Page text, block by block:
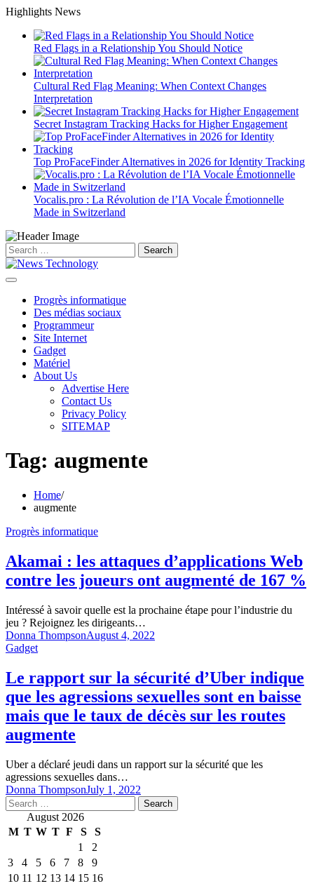
Skip
content
Highlights News
Red Flags in a Relationship You Should Notice
Cultural Red Flag Meaning: When Context Changes
Interpretation
Secret Instagram Tracking Hacks for Higher Engagement
Top ProFaceFinder Alternatives in 2026 for Identity Tracking
Vocalis.pro : La Révolution de l’IA Vocale Émotionnelle
Made in Switzerland
Search
for:
Progrès informatique
Des médias sociaux
Programmeur
Site Internet
Gadget
Matériel
About Us
Advertise Here
Contact Us
Privacy Policy
SITEMAP
Tag: augmente
Home
augmente
Progrès informatique
Akamai : les attaques d’applications Web
contre les joueurs ont augmenté de 167 %
Intéressé à savoir quelle est la prochaine étape pour l’industrie du
jeu ? Rejoignez les dirigeants…
Donna ThompsonAugust 4, 2022
Gadget
Le rapport sur la sécurité d’Uber indique
que les agressions sexuelles sont en baisse
mais que le taux de décès sur les routes
augmente
Uber a déclaré jeudi dans un rapport sur la sécurité que les
agressions sexuelles dans…
Donna ThompsonJuly 1, 2022
Search
for: August 2026
M T W T F S
S
1
2
3
4 5 6 7 8
9
10 11 12 13 14 15 16